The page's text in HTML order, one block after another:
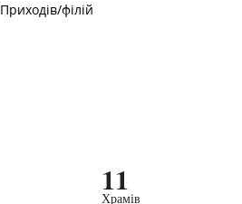
Приходів/філій
11
Храмів